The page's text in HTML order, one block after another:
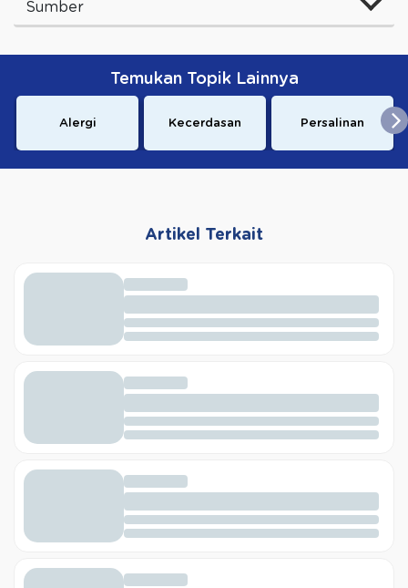
Sumber
Temukan Topik Lainnya
Alergi Kecerdasan Persalinan
Artikel Terkait